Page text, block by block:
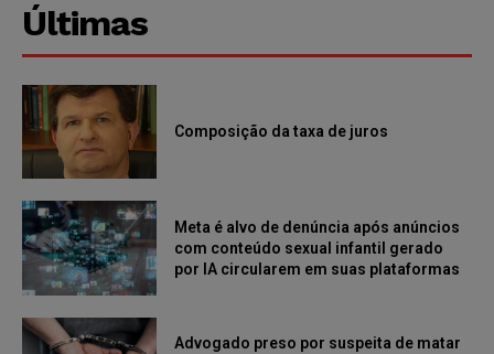
Últimas
Composição da taxa de juros
Meta é alvo de denúncia após anúncios
com conteúdo sexual infantil gerado
por IA circularem em suas plataformas
Advogado preso por suspeita de matar